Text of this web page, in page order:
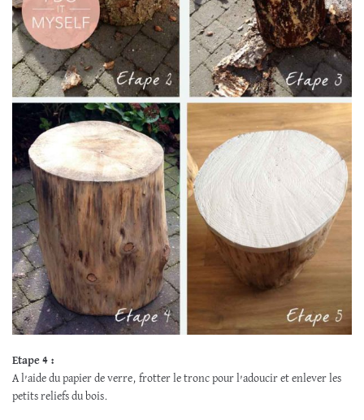
Etape 4 :
A l’aide du papier de verre, frotter le tronc pour l’adoucir et enlever les
petits reliefs du bois.